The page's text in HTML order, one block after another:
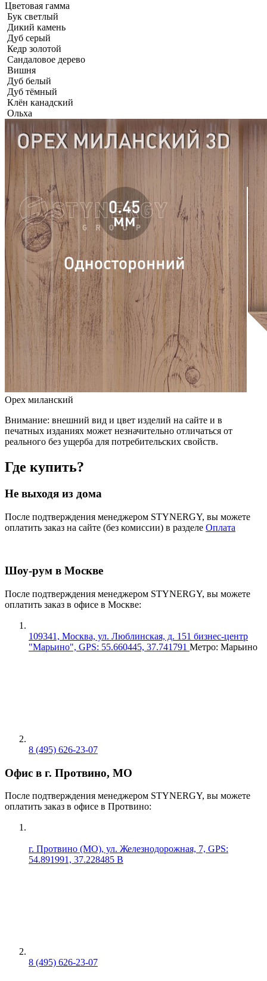
Цветовая гамма
Бук светлый
Дикий камень
Дуб серый
Кедр золотой
Сандаловое дерево
Вишня
Дуб белый
Дуб тёмный
Клён канадский
Ольха
Орех миланский
Внимание: внешний вид и цвет изделий на сайте и в
печатных изданиях может незначительно отличаться от
реального без ущерба для потребительских свойств.
Где купить?
Не выходя из дома
После подтверждения менеджером STYNERGY, вы можете
оплатить заказ на сайте (без комиссии) в разделе Оплата
Шоу-рум в Москве
После подтверждения менеджером STYNERGY, вы можете
оплатить заказ в офисе в Москве:
109341, Москва, ул. Люблинская, д. 151 бизнес-центр
"Марьино", GPS: 55.660445, 37.741791 Метро: Марьино
8 (495) 626-23-07
Офис в г. Протвино, МО
После подтверждения менеджером STYNERGY, вы можете
оплатить заказ в офисе в Протвино:
г. Протвино (МО), ул. Железнодорожная, 7, GPS:
54.891991, 37.228485 В
8 (495) 626-23-07